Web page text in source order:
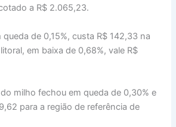
a R$ 2.065,23.
queda de 0,15%, custa R$ 142,33 na
em baixa de 0,68%, vale R$
milho fechou em queda de 0,30% e
para a região de referência de